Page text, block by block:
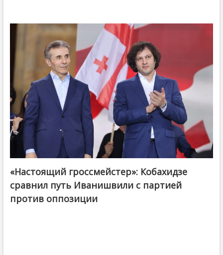
@ქართული ოცნება / Georgian Dream
«Настоящий гроссмейстер»: Кобахидзе
сравнил путь Иванишвили с партией
против оппозиции